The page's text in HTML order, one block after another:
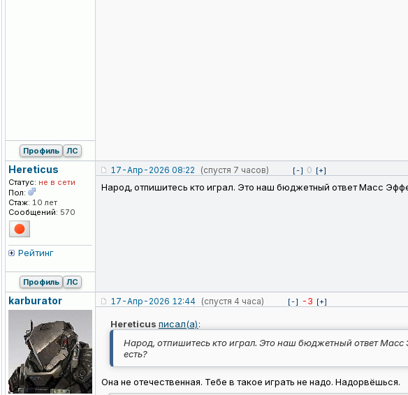
Профиль ЛС
Hereticus
Статус: не в сети
Пол:
Стаж: 10 лет
Сообщений: 570
Рейтинг
17-Апр-2026 08:22 (спустя 7 часов) [-] 0 [+]
Народ, отпишитесь кто играл. Это наш бюджетный ответ Масс
Профиль ЛС
karburator 17-Апр-2026 12:44 (спустя 4 часа) [-] -3 [+]
Hereticus писал(а):
Народ, отпишитесь кто играл. Это наш бюджетный ответ Масс
есть?
Она не отечественная. Тебе в такое играть не надо. Надорвёшься.